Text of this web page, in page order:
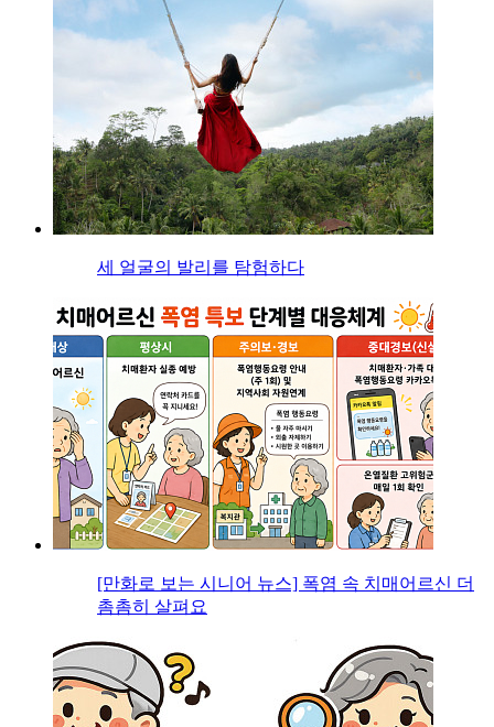
세 얼굴의 발리를 탐험하다
[만화로 보는 시니어 뉴스] 폭염 속 치매어르신 더
촘촘히 살펴요